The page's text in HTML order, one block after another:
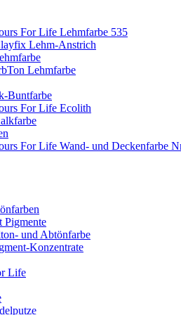
For Life Lehmfarbe 535
Lehm-Anstrich
Lehmfarbe
Buntfarbe
For Life Ecolith
For Life Wand- und Deckenfarbe
Pigmente
und Abtönfarbe
Konzentrate
Life